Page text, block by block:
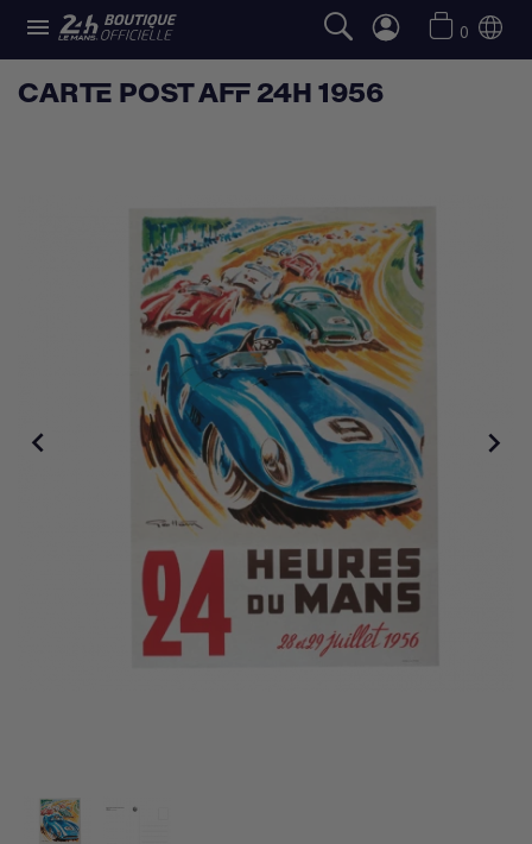
 0
CARTE POST AFF 24H 1956
 